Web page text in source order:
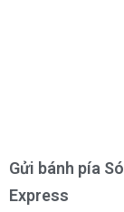
Gửi bánh pía
Express